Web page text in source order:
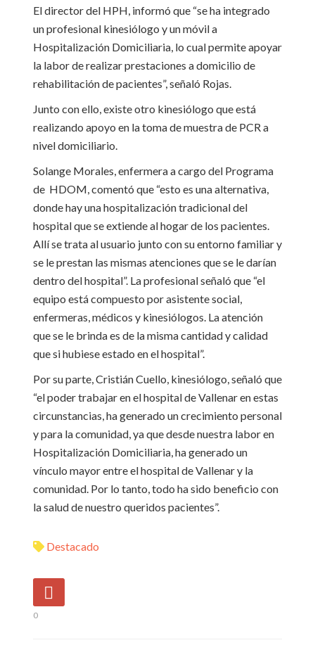
El director del HPH, informó que “se ha integrado
un profesional kinesiólogo y un móvil a
Hospitalización Domiciliaria, lo cual permite apoyar
la labor de realizar prestaciones a domicilio de
rehabilitación de pacientes”, señaló Rojas.
Junto con ello, existe otro kinesiólogo que está
realizando apoyo en la toma de muestra de PCR a
nivel domiciliario.
Solange Morales, enfermera a cargo del Programa
de HDOM, comentó que “esto es una alternativa,
donde hay una hospitalización tradicional del
hospital que se extiende al hogar de los pacientes.
Allí se trata al usuario junto con su entorno familiar y
se le prestan las mismas atenciones que se le darían
dentro del hospital”. La profesional señaló que “el
equipo está compuesto por asistente social,
enfermeras, médicos y kinesiólogos. La atención
que se le brinda es de la misma cantidad y calidad
que si hubiese estado en el hospital”.
Por su parte, Cristián Cuello, kinesiólogo, señaló que
“el poder trabajar en el hospital de Vallenar en estas
circunstancias, ha generado un crecimiento personal
y para la comunidad, ya que desde nuestra labor en
Hospitalización Domiciliaria, ha generado un
vínculo mayor entre el hospital de Vallenar y la
comunidad. Por lo tanto, todo ha sido beneficio con
la salud de nuestro queridos pacientes”.
Destacado
0